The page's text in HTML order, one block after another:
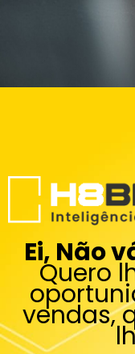
Ei, Não
Quero
vendas,